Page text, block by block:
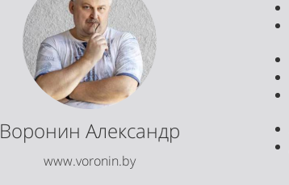
Воронин Александр
www.voronin.by